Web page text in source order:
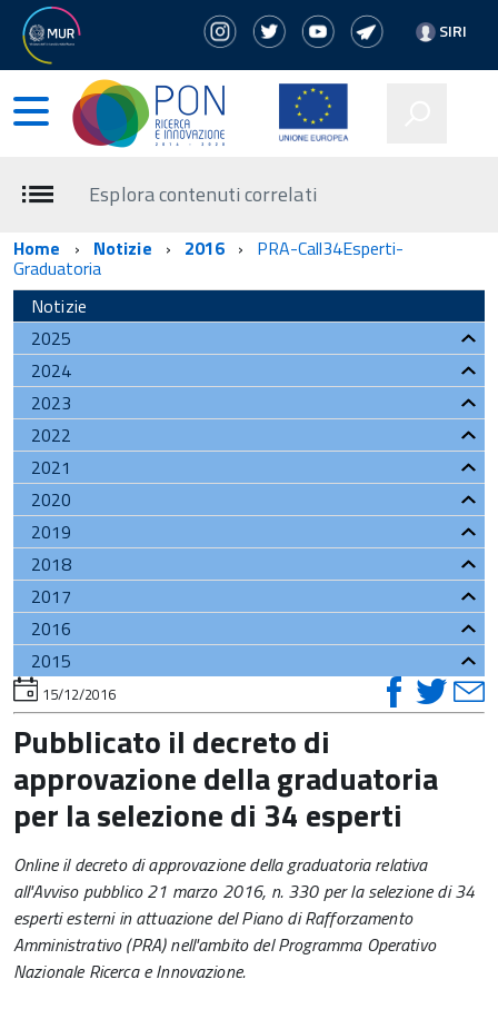
SIRI
Esplora contenuti correlati
Home Notizie 2016 PRA-Call34Esperti-
Graduatoria
Notizie
2025
2024
2023
2022
2021
2020
2019
2018
2017
2016
2015
torna
all'inizio
del
contenuto
15/12/2016
susu
Pubblicato il decreto di
approvazione della graduatoria
per la selezione di 34 esperti
Online il decreto di approvazione della graduatoria relativa
all'Avviso pubblico 21 marzo 2016, n. 330 per la selezione di 34
esperti esterni in attuazione del Piano di Rafforzamento
Amministrativo (PRA) nell'ambito del Programma Operativo
Nazionale Ricerca e Innovazione.